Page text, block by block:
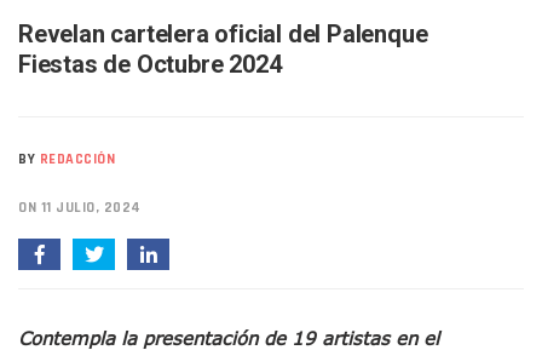
Ofrecerán Asesoría Jurídica Gratuita En Puerto Vallarta
Juan Solís E Iris Torres Buscan Integrar La Planilla Del PAN
Lluvias Y Oleaje Elevado Marcarán El Fin De Semana En
Revelan cartelera oficial del Palenque
Fiestas de Octubre 2024
BY REDACCIÓN
ON 11 JULIO, 2024
Contempla la presentación de 19 artistas en el